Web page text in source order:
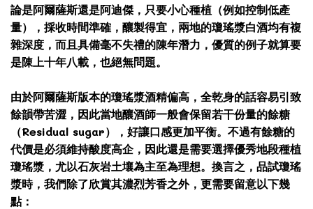
論是阿爾薩斯還是阿迪傑，只要小心種植（例如控制低產
量），採收時間準確，釀製得宜，兩地的瓊瑤漿白酒均有複
雜深度，而且具備毫不失禮的陳年潛力，優質的例子就算要
是陳上十年八載，也絕無問題。
由於阿爾薩斯版本的瓊瑤漿酒精偏高，全乾身的話容易引致
餘韻帶苦澀，因此當地釀酒師一般會保留若干份量的餘糖
（Residual sugar），好讓口感更加平衡。不過有餘糖的
代價是必須維持酸度高企，因此還是需要選擇優秀地段種植
瓊瑤漿，尤以石灰岩土壤為主至為理想。換言之，品試瓊瑤
漿時，我們除了欣賞其濃烈芳香之外，更需要留意以下幾
點：